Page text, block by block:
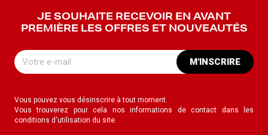
JE SOUHAITE RECEVOIR EN AVANT
PREMIÈRE LES OFFRES ET NOUVEAUTÉS
M'INSCRIRE
Vous pouvez vous désinscrire à tout moment.
Vous trouverez pour cela nos informations de contact dans les
conditions d'utilisation du site.